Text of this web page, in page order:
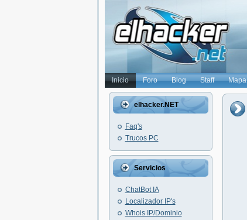
Inicio Foro Blog Staff Mapa
elhacker.NET
Faq's
Trucos PC
Servicios
ChatBot IA
Localizador IP's
Whois IP/Dominio